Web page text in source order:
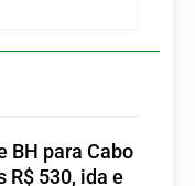
BH para Cabo
R$ 530, ida e